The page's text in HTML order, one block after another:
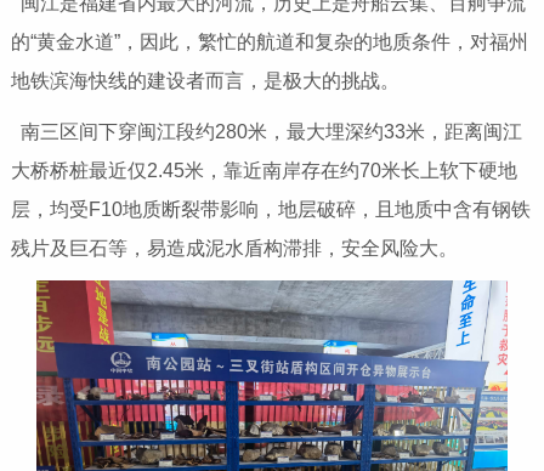
的“黄金水道”，因此，繁忙的航道和复杂的地质条件，对福州
地铁滨海快线的建设者而言，是极大的挑战。
南三区间下穿闽江段约280米，最大埋深约33米，距离闽江
大桥桥桩最近仅2.45米，靠近南岸存在约70米长上软下硬地
层，均受F10地质断裂带影响，地层破碎，且地质中含有钢铁
残片及巨石等，易造成泥水盾构滞排，安全风险大。